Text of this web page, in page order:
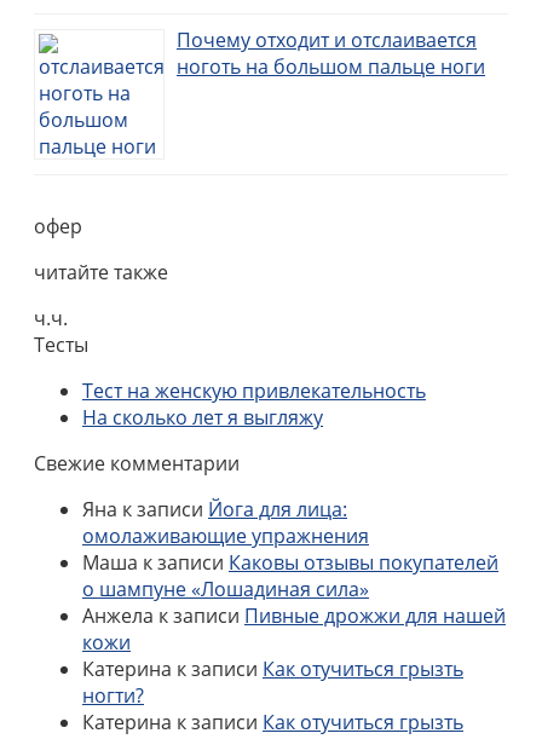
Почему отходит и отслаивается
ноготь на большом пальце ноги
офер
читайте также
ч.ч.
Тесты
Тест на женскую привлекательность
На сколько лет я выгляжу
Свежие комментарии
Яна к записи Йога для лица:
омолаживающие упражнения
Маша к записи Каковы отзывы покупателей
о шампуне «Лошадиная сила»
Анжела к записи Пивные дрожжи для нашей
кожи
Катерина к записи Как отучиться грызть
ногти?
Катерина к записи Как отучиться грызть